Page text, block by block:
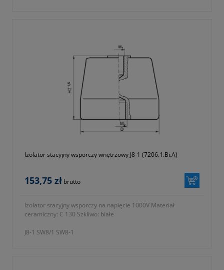
Izolator stacyjny wsporczy wnętrzowy J8-1 (7206.1.Bi.A)
153,75 zł brutto
Izolator stacyjny wsporczy na napięcie 1000V Materiał
ceramiczny: C 130 Szkliwo: białe
J8-1 SW8/1 SW8-1